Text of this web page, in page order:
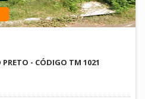
- CÓDIGO TM 1021